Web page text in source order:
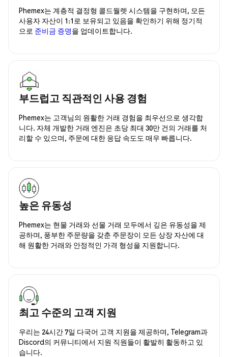
Phemex는 계층적 결정형 콜드월렛 시스템을 구현하며, 모든
사용자 자산이 1:1로 보유되고 있음을 확인하기 위해 정기적
으로 준비금 증명을 업데이트합니다.
부드럽고 직관적인 사용 경험
Phemex는 고객님의 원활한 거래 경험을 최우선으로 생각합
니다. 자체 개발한 거래 엔진은 초당 최대 30만 건의 거래를 처
리할 수 있으며, 주문에 대한 응답 속도도 매우 빠릅니다.
높은 유동성
Phemex는 현물 거래와 선물 거래 모두에서 깊은 유동성을 제
공하며, 풍부한 주문량을 갖춘 주문장이 모든 상장 자산에 대
해 원활한 거래와 안정적인 가격 형성을 지원합니다.
최고 수준의 고객 지원
우리는 24시간 7일 다국어 고객 지원을 제공하며, Telegram과
Discord의 커뮤니티에서 지원 직원들이 활발히 활동하고 있
습니다.